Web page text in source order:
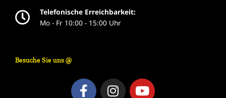
Telefonische Erreichbarkeit:
Mo - Fr 10:00 - 15:00 Uhr
Besuche Sie uns @
F
I
Y